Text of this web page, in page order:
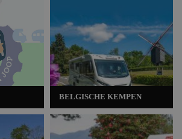
BELGISCHE KEMPEN